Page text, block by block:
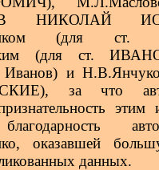
НИКОЛАЙ
(для ст.
(для ст.
Иванов) и
за что
этим
оказавшей
данных.